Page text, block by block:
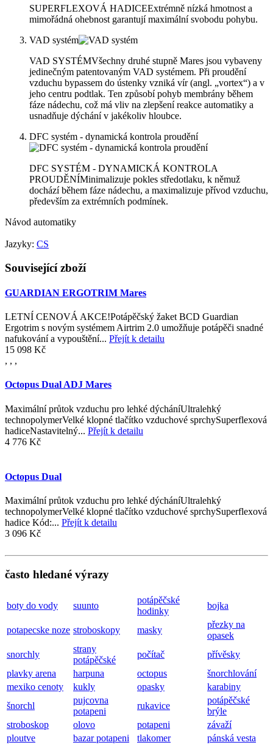
SUPERFLEXOVÁ HADICEExtrémně nízká hmotnost a
mimořádná ohebnost garantují maximální svobodu pohybu.
VAD systém
VAD SYSTÉMVšechny druhé stupně Mares jsou vybaveny
jedinečným patentovaným VAD systémem. Při proudění
vzduchu bypassem do ústenky vzniká vír (angl. „vortex“) a v
jeho centru podtlak. Ten způsobí pohyb membrány během
fáze nádechu, což má vliv na zlepšení reakce automatiky a
usnadňuje dýchání v jakékoliv hloubce.
DFC systém - dynamická kontrola proudění
DFC SYSTÉM - DYNAMICKÁ KONTROLA
PROUDĚNÍMinimalizuje pokles středotlaku, k němuž
dochází během fáze nádechu, a maximalizuje přívod vzduchu,
především za extrémních podmínek.
Návod automatiky
Jazyky: CS
Související zboží
GUARDIAN ERGOTRIM Mares
LETNÍ CENOVÁ AKCE!Potápěčský žaket BCD Guardian
Ergotrim s novým systémem Airtrim 2.0 umožňuje potápěči snadné
nafukování a vypouštění... Přejít k detailu
15 098 Kč
, , ,
Octopus Dual ADJ Mares
Maximální průtok vzduchu pro lehké dýcháníUltralehký
technopolymerVelké klopné tlačítko vzduchové sprchySuperflexová
hadiceNastavitelný... Přejít k detailu
4 776 Kč
Octopus Dual
Maximální průtok vzduchu pro lehké dýcháníUltralehký
technopolymerVelké klopné tlačítko vzduchové sprchySuperflexová
hadice Kód:... Přejít k detailu
3 096 Kč
často hledané výrazy
boty do vody suunto
potápěčské
hodinky
bojka
potapecske noze stroboskopy masky
přezky na
opasek
snorchly
strany
potápěčské
počítač
přívěsky
plavky arena
harpuna octopus
šnorchlování
mexiko cenoty
kukly opasky
karabiny
šnorchl
pujcovna
potapeni
rukavice
potápěčské
brýle
stroboskop
olovo potapeni
závaží
ploutve
bazar potapeni tlakomer
pánská vesta